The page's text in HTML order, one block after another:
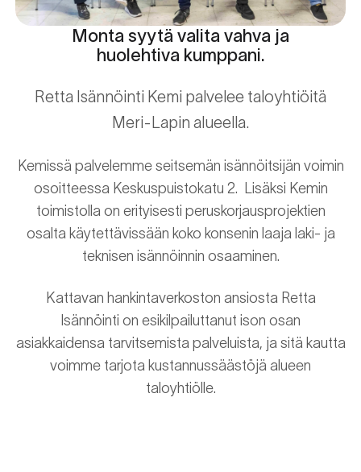
Monta syytä valita vahva ja
huolehtiva kumppani.
Retta Isännöinti Kemi palvelee taloyhtiöitä
Meri-Lapin alueella.
Kemissä palvelemme seitsemän isännöitsijän voimin
osoitteessa Keskuspuistokatu 2. Lisäksi Kemin
toimistolla on erityisesti peruskorjausprojektien
osalta käytettävissään koko konsenin laaja laki- ja
teknisen isännöinnin osaaminen.
Kattavan hankintaverkoston ansiosta Retta
Isännöinti on esikilpailuttanut ison osan
asiakkaidensa tarvitsemista palveluista, ja sitä kautta
voimme tarjota kustannussäästöjä alueen
taloyhtiölle.